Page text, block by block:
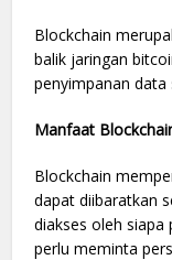
Blockchain
balik jaringan
penyimpanan data
Manfaat
Blockchain
dapat diibaratkan
diakses oleh siapa
perlu meminta